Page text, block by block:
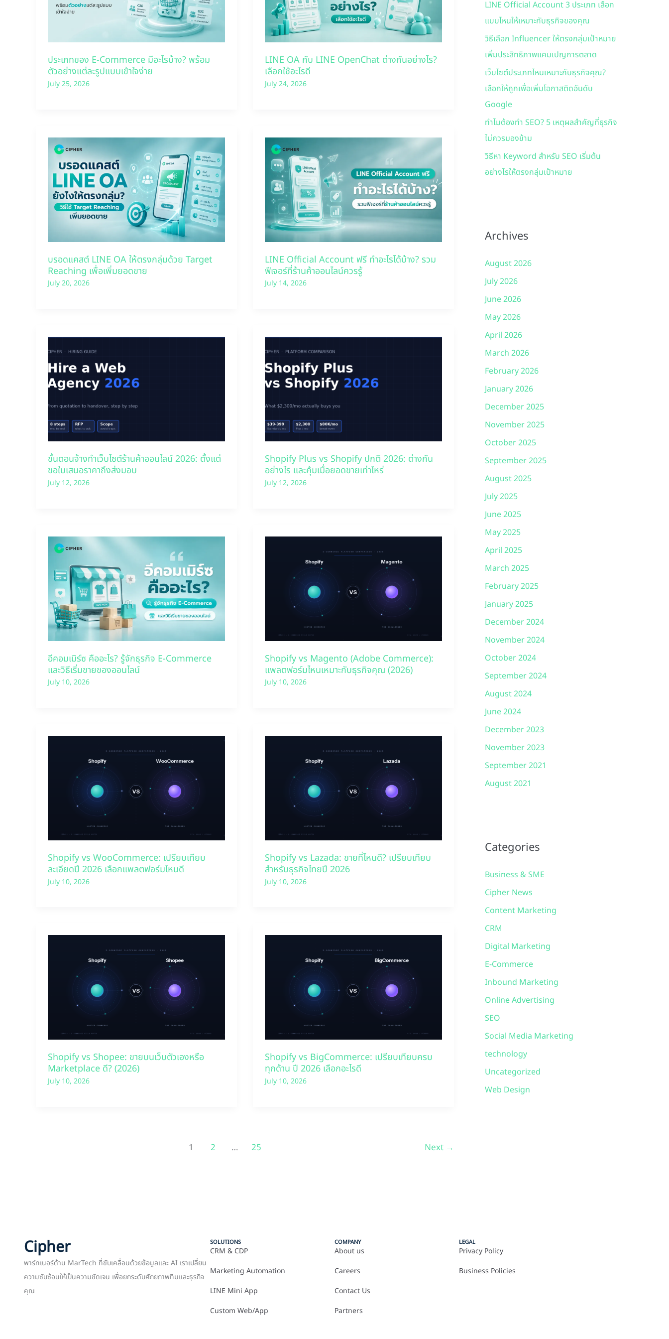
ประเภทของ E-Commerce มีอะไรบ้าง? พร้อม
ตัวอย่างแต่ละรูปแบบเข้าใจง่าย
July 25, 2026
LINE OA กับ LINE OpenChat ต่างกันอย่างไร?
เลือกใช้อะไรดี
July 24, 2026
บรอดแคสต์ LINE OA ให้ตรงกลุ่มด้วย Target
Reaching เพื่อเพิ่มยอดขาย
July 20, 2026
LINE Official Account ฟรี ทำอะไรได้บ้าง? รวม
ฟีเจอร์ที่ร้านค้าออนไลน์ควรรู้
July 14, 2026
ขั้นตอนจ้างทำเว็บไซต์ร้านค้าออนไลน์ 2026: ตั้งแต่
ขอใบเสนอราคาถึงส่งมอบ
July 12, 2026
Shopify Plus vs Shopify ปกติ 2026: ต่างกัน
อย่างไร และคุ้มเมื่อยอดขายเท่าไหร่
July 12, 2026
อีคอมเมิร์ซ คืออะไร? รู้จักธุรกิจ E-Commerce
และวิธีเริ่มขายของออนไลน์
July 10, 2026
Shopify vs Magento (Adobe Commerce):
แพลตฟอร์มไหนเหมาะกับธุรกิจคุณ (2026)
July 10, 2026
Shopify vs WooCommerce: เปรียบเทียบ
ละเอียดปี 2026 เลือกแพลตฟอร์มไหนดี
July 10, 2026
Shopify vs Lazada: ขายที่ไหนดี? เปรียบเทียบ
สำหรับธุรกิจไทยปี 2026
July 10, 2026
Shopify vs Shopee: ขายบนเว็บตัวเองหรือ
Marketplace ดี? (2026)
July 10, 2026
Shopify vs BigCommerce: เปรียบเทียบครบ
ทุกด้าน ปี 2026 เลือกอะไรดี
July 10, 2026
1 2 … 25 Next →
f
o
r
:
LINE Official Account 3 ประเภท เลือก
แบบไหนให้เหมาะกับธุรกิจของคุณ
วิธีเลือก Influencer ให้ตรงกลุ่มเป้าหมาย
เพิ่มประสิทธิภาพแคมเปญการตลาด
เว็บไซต์ประเภทไหนเหมาะกับธุรกิจคุณ?
เลือกให้ถูกเพื่อเพิ่มโอกาสติดอันดับ
Google
ทำไมต้องทำ SEO? 5 เหตุผลสำคัญที่ธุรกิจ
ไม่ควรมองข้าม
วิธีหา Keyword สำหรับ SEO เริ่มต้น
อย่างไรให้ตรงกลุ่มเป้าหมาย
Archives
August 2026
July 2026
June 2026
May 2026
April 2026
March 2026
February 2026
January 2026
December 2025
November 2025
October 2025
September 2025
August 2025
July 2025
June 2025
May 2025
April 2025
March 2025
February 2025
January 2025
December 2024
November 2024
October 2024
September 2024
August 2024
June 2024
December 2023
November 2023
September 2021
August 2021
Categories
Business & SME
Cipher News
Content Marketing
CRM
Digital Marketing
E-Commerce
Inbound Marketing
Online Advertising
SEO
Social Media Marketing
technology
Uncategorized
Web Design
Cipher
พาร์ทเนอร์ด้าน MarTech ที่ขับเคลื่อนด้วยข้อมูลและ AI เราเปลี่ยน
ความซับซ้อนให้เป็นความชัดเจน เพื่อยกระดับศักยภาพทีมและธุรกิจ
คุณ
SOLUTIONS
CRM & CDP
Marketing Automation
LINE Mini App
Custom Web/App
COMPANY
About us
Careers
Contact Us
Partners
LEGAL
Privacy Policy
Business Policies